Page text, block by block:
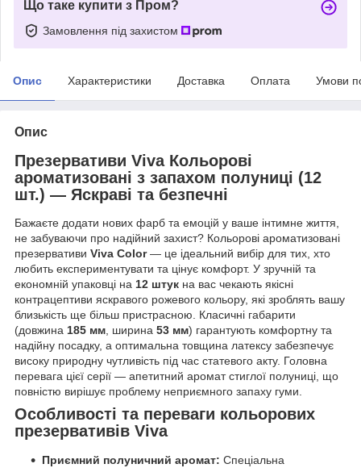
Що таке купити з Пром?
Замовлення під захистом
Опис Характеристики Доставка Оплата Умови
Опис
Презервативи Viva Кольорові
ароматизовані з запахом полуниці (12
шт.) — Яскраві та безпечні
Бажаєте додати нових фарб та емоцій у ваше інтимне життя,
не забуваючи про надійний захист? Кольорові ароматизовані
презервативи Viva Color— це ідеальний вибір для тих, хто
любить експериментувати та цінує комфорт. У зручній та
економній упаковці на 12 штук на вас чекають якісні
контрацептиви яскравого рожевого кольору, які зроблять вашу
близькість ще більш пристрасною. Класичні габарити
(довжина 185 мм, ширина 53 мм) гарантують комфортну та
надійну посадку, а оптимальна товщина латексу забезпечує
високу природну чутливість під час статевого акту. Головна
перевага цієї серії — апетитний аромат стиглої полуниці, що
повністю вирішує проблему неприємного запаху гуми.
Особливості та переваги кольорових
презервативів Viva
Приємний полуничний аромат: Спеціальна